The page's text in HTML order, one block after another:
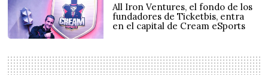
All Iron Ventures, el fondo de los
fundadores de Ticketbis, entra
en el capital de Cream eSports